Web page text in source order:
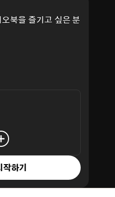
만나고 아이가 생기며 이
‘스테레오 볼륨을 높이는 법
인가 보다’고 생각하고, 아
고 멘사에 전화하는 영락없
처음이라 시행보다 착오가
해 고군분투하는 모습은 짠
책에서 배크만은 “아들에
, 아이가 세상을 살아가며
과 요령들을 하나둘 풀어낸
랑하는 사람을 만나고, 친절
나가며, 친구들을 챙기고, 뭐
있는 모습 그대로 지내도 된
신보다 더 괜찮은 사람이 되
위해 살고네 엄마를 위해 죽
유는 좋은 아빠이기 이전에
든 화장실로 직행하고, 아내
북을 즐기고 싶은 분
하기